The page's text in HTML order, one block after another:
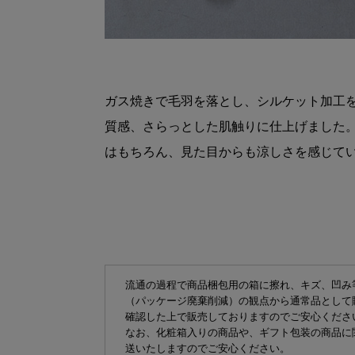
ガス焼きで毛羽を落とし、シルケット加工
質感、さらっとした肌触りに仕上げました
はもちろん、見た目からも涼しさを感じて
流通の過程で商品梱包用の箱に擦れ、キズ、凹
（パッケージ廃棄削減）の観点から通常品とし
確認した上で販売しておりますのでご安心くださ
なお、化粧箱入りの商品や、ギフト包装の商品
送いたしますのでご安心ください。